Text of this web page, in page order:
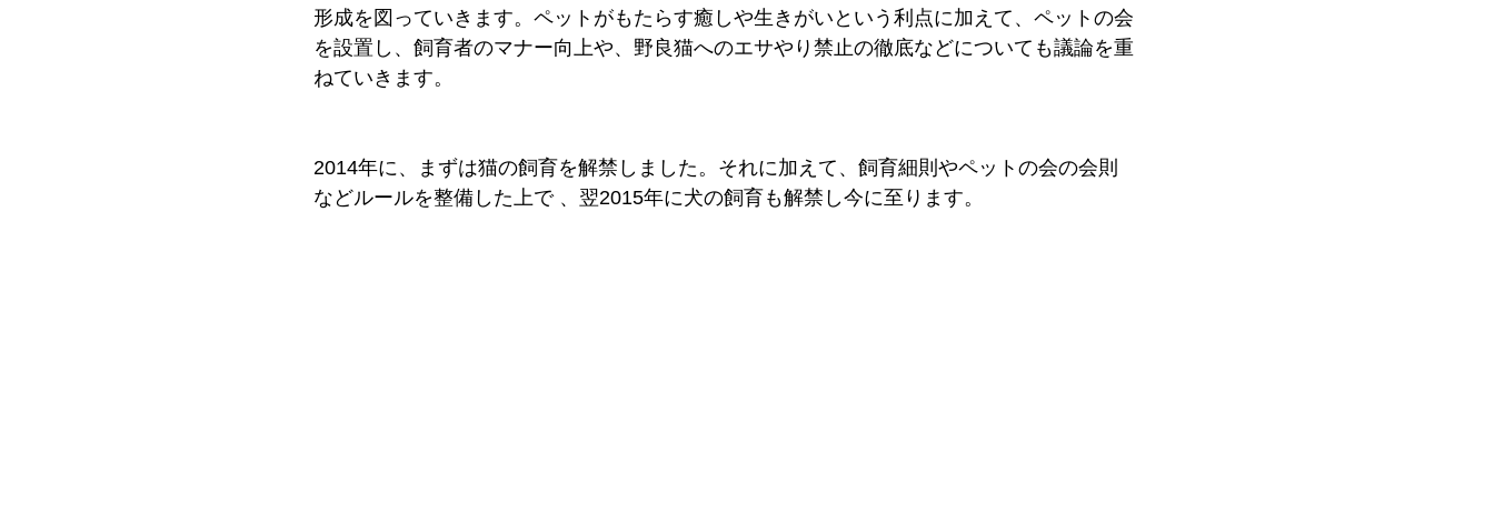
形成を図っていきます。ペットがもたらす癒しや生きがいという利点に加えて、ペットの会
を設置し、飼育者のマナー向上や、野良猫へのエサやり禁止の徹底などについても議論を重
ねていきます。
2014年に、まずは猫の飼育を解禁しました。それに加えて、飼育細則やペットの会の会則
などルールを整備した上で 、翌2015年に犬の飼育も解禁し今に至ります。